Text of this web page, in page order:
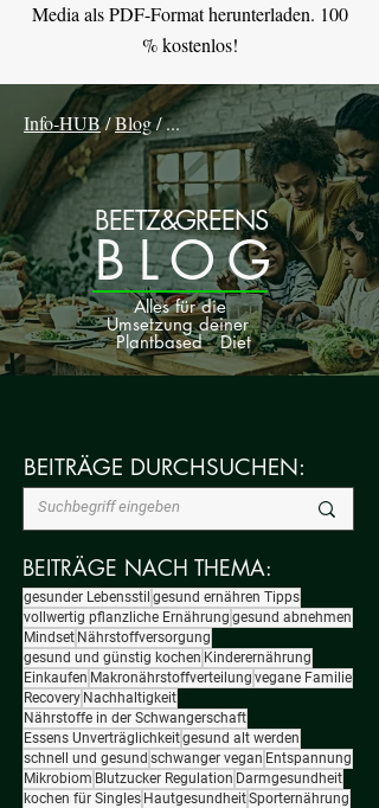
Media als PDF-Format herunterladen. 100
% kostenlos!
Info-HUB/Blog/ ...
BEETZ&GREENS
BLOG
Alles für die
Umsetzung deiner
Plantbased Diet
BEITRÄGE DURCHSUCHEN:
BEITRÄGE NACH THEMA:
gesunder Lebensstil gesund ernähren Tipps
vollwertig pflanzliche Ernährung gesund abnehmen
Mindset Nährstoffversorgung
gesund und günstig kochen Kinderernährung
Einkaufen Makronährstoffverteilung vegane Familie
Recovery Nachhaltigkeit
Nährstoffe in der Schwangerschaft
Essens Unverträglichkeitgesund alt werden
schnell und gesund schwanger vegan Entspannung
Mikrobiom Blutzucker Regulation Darmgesundheit
kochen für Singles HautgesundheitSporternährung